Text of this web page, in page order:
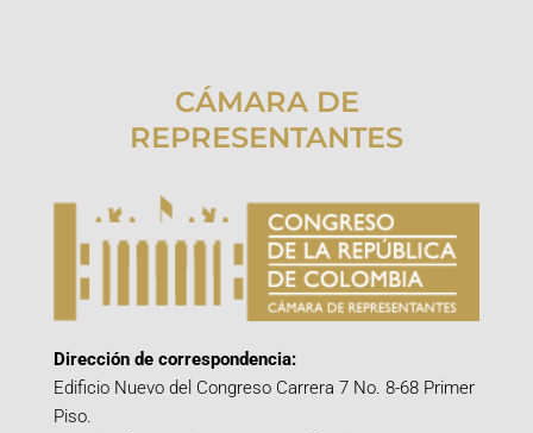
CÁMARA DE
REPRESENTANTES
Dirección de correspondencia:
Edificio Nuevo del Congreso Carrera 7 No. 8-68 Primer
Piso.